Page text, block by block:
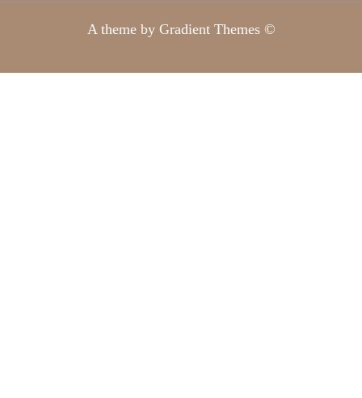
A theme by Gradient Themes ©